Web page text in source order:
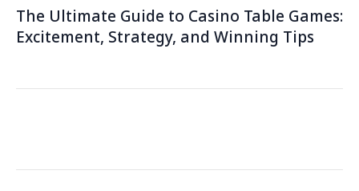
The Ultimate Guide to Casino Table Games:
Excitement, Strategy, and Winning Tips